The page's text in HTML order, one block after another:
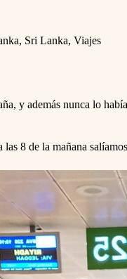
, Sri Lanka, Viajes
y además nunca lo
8 de la mañana